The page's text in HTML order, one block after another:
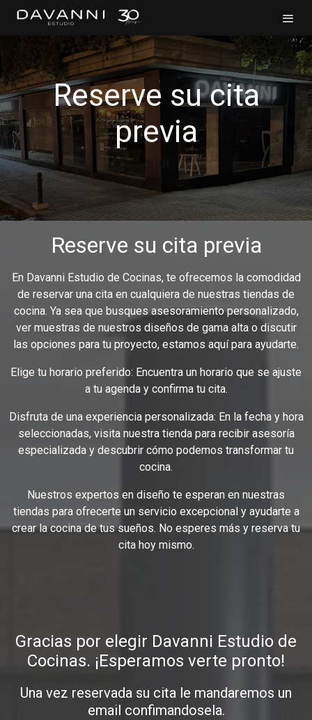
Reserve su cita
previa
aquí
Reserve su cita previa
En Davanni Estudio de Cocinas, te ofrecemos la comodidad
de reservar una cita en cualquiera de nuestras tiendas de
cocina. Ya sea que busques asesoramiento personalizado,
ver muestras de nuestros diseños de gama alta o discutir
las opciones para tu proyecto, estamos aquí para ayudarte.
Elige tu horario preferido: Encuentra un horario que se ajuste
a tu agenda y confirma tu cita.
Disfruta de una experiencia personalizada: En la fecha y hora
seleccionadas, visita nuestra tienda para recibir asesoría
especializada y descubrir cómo podemos transformar tu
cocina.
Nuestros expertos en diseño te esperan en nuestras
tiendas para ofrecerte un servicio excepcional y ayudarte a
crear la cocina de tus sueños. No esperes más y reserva tu
cita hoy mismo.
Gracias por elegir Davanni Estudio de
Cocinas. ¡Esperamos verte pronto!
Una vez reservada su cita le mandaremos un
email confimandosela.